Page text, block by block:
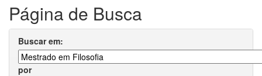
Página de Busca
Buscar em:
por